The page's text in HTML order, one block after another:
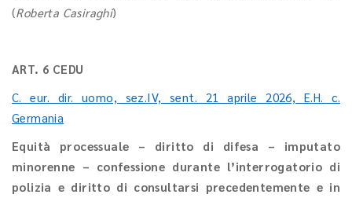
(Roberta Casiraghi)
ART. 6 CEDU
C. eur. dir. uomo, sez.IV, sent. 21 aprile 2026, E.H. c.
Germania
Equità processuale – diritto di difesa – imputato
minorenne – confessione durante l’interrogatorio di
polizia e diritto di consultarsi precedentemente e in